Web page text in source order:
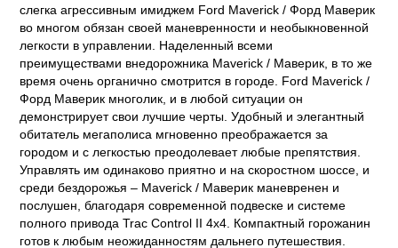
слегка агрессивным имиджем Ford Maverick / Форд Маверик
во многом обязан своей маневренности и необыкновенной
легкости в управлении. Наделенный всеми
преимуществами внедорожника Maverick / Маверик, в то же
время очень органично смотрится в городе. Ford Maverick /
Форд Маверик многолик, и в любой ситуации он
демонстрирует свои лучшие черты. Удобный и элегантный
обитатель мегаполиса мгновенно преображается за
городом и с легкостью преодолевает любые препятствия.
Управлять им одинаково приятно и на скоростном шоссе, и
среди бездорожья – Maverick / Маверик маневренен и
послушен, благодаря современной подвеске и системе
полного привода Trac Control II 4х4. Компактный горожанин
готов к любым неожиданностям дальнего путешествия.